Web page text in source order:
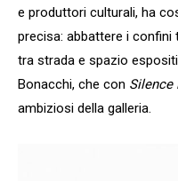
e produttori culturali, ha
precisa: abbattere i
tra strada e spazio
Bonacchi, che con Silence
ambiziosi della galleria.